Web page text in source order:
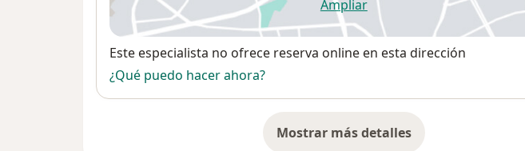
Ampliarse abre en una nueva pestaña
Disponibilidad
Este especialista no ofrece reserva online en esta dirección
¿Qué puedo hacer ahora?
Mostrar más detalles
sobre la dirección